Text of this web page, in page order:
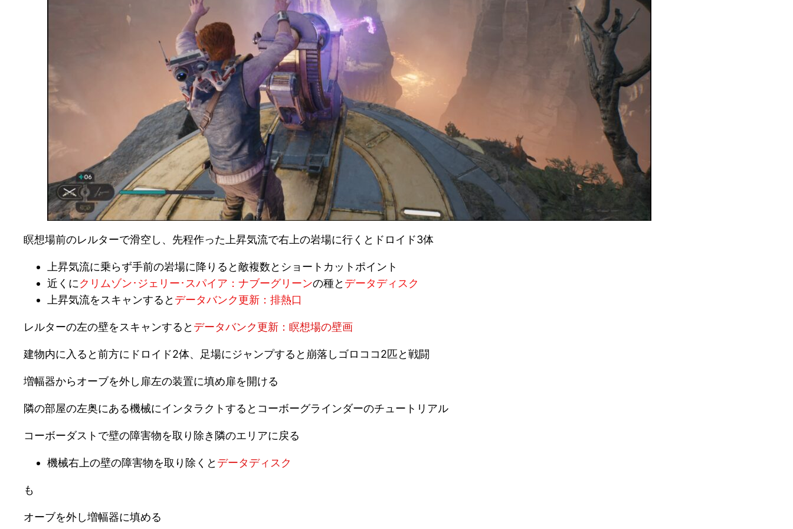
瞑想場前のレルターで滑空し、先程作った上昇気流で右上の岩場に行くとドロイド3体
上昇気流に乗らず手前の岩場に降りると敵複数とショートカットポイント
近くにクリムゾン･ジェリー･スパイア：ナブーグリーンの種と データディスク
上昇気流をスキャンすると データバンク更新：排熱口
レルターの左の壁をスキャンすると データバンク更新：瞑想場の壁画
建物内に入ると前方にドロイド2体、足場にジャンプすると崩落しゴロココ2匹と戦闘
増幅器からオーブを外し扉左の装置に填め扉を開ける
隣の部屋の左奥にある機械にインタラクトするとコーボーグラインダーのチュートリアル
コーボーダストで壁の障害物を取り除き隣のエリアに戻る
機械右上の壁の障害物を取り除くと データディスク
も
オーブを外し増幅器に填める